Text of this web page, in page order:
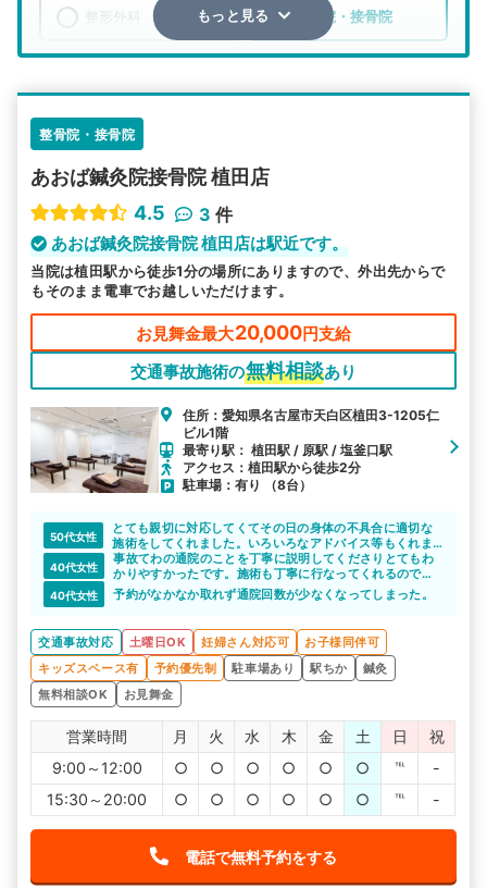
整骨院・接骨院
詳細条件で絞り込む
その他の検索方法
駅から探す 院名から探す
もっと見る
整骨院・接骨院
あおば鍼灸院接骨院 植田店
4.5
3 件
あおば鍼灸院接骨院 植田店は駅近です。
当院は植田駅から徒歩1分の場所にありますので、外出先からで
もそのまま電車でお越しいただけます。
お見舞金最大20,000円支給
交通事故施術の無料相談あり
住所：愛知県名古屋市天白区植田3-1205仁
ビル1階
最寄り駅： 植田駅 / 原駅 / 塩釜口駅
アクセス：植田駅から徒歩2分
駐車場：有り （8台）
50代女性
とても親切に対応してくてその日の身体の不具合に適切な
施術をしてくれました。いろいろなアドバイス等もくれま
した。
40代女性
事故てわの通院のことを丁寧に説明してくださりとてもわ
かりやすかったです。施術も丁寧に行なってくれるのでよ
かったです。たくさん通いたかったのですが、中々希望時
間と合わず予約がとれなくて少し残念でした。
40代女性 予約がなかなか取れず通院回数が少なくなってしまった。
交通事故対応 土曜日OK 妊婦さん対応可
お子様同伴可
キッズスペース有
予約優先制 駐車場あり 駅ちか
鍼灸
無料相談OK
お見舞金
営業時間 月 火 水 木 金 土 日
祝
9:00～12:00
○ ○ ○ ○ ○ ○ ℡
-
15:30～20:00
○ ○ ○ ○ ○ ○ ℡ -
電話で無料予約をする